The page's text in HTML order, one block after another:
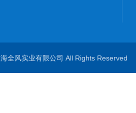
海全风实业有限公司 All Rights